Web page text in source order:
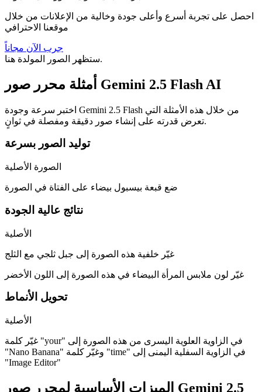
احصل على تجربة أسرع وأعلى جودة وخالية من الإعلانات من خلال
موقعنا الاحترافي
جرب الآن مجاناً
ستظهر الصور المولدة هنا.
أمثلة محرر صور Gemini 2.5 Flash AI
اختبر سرعة وجودة Gemini 2.5 Flash من خلال هذه الأمثلة التي
تعرض قدرته على إنشاء صور دقيقة ومفصلة في ثوانٍ.
توليد الصور بسرعة
الصورة الأصلية
ضع قبعة بيسبول بيضاء على الفتاة في الصورة
نتائج عالية الجودة
الأصلية
غيّر خلفية هذه الصورة إلى جبل ثلجي مع الثلج
غيّر لون ملابس المرأة البيضاء في هذه الصورة إلى اللون الأخضر
تحويل الأنماط
الأصلية
غيّر كلمة "your" في الزاوية العلوية اليسرى من هذه الصورة إلى
"Nano Banana" وغيّر كلمة "time" في الزاوية السفلية اليمنى إلى
"Image Editor"
الميزات الأساسية لمحرر صور Gemini 2.5